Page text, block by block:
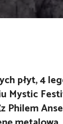
płyt, 4
Mystic
Philem